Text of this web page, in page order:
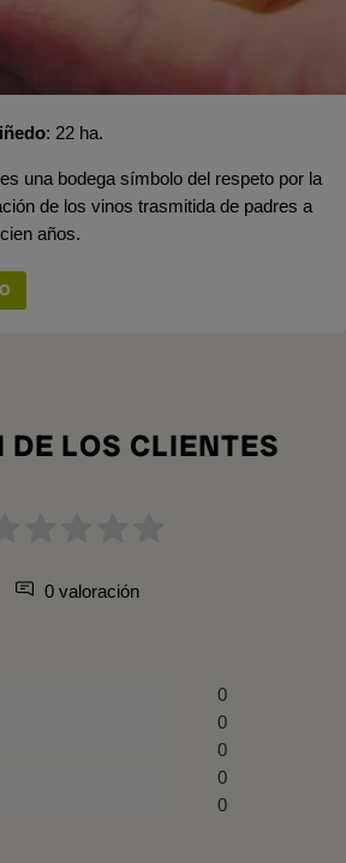
22 ha.
una bodega símbolo del respeto por la
de los vinos trasmitida de padres a
años.
DE LOS CLIENTES
0 valoración
0
0
0
0
0